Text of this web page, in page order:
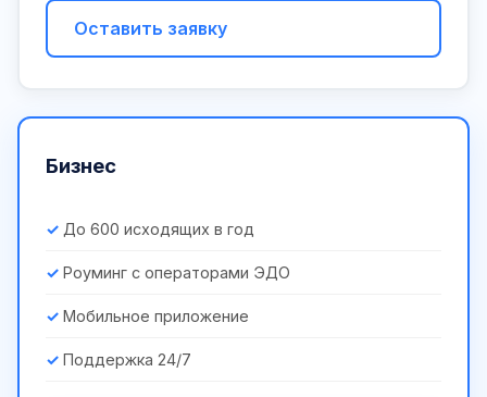
Оставить заявку
Бизнес
До 600 исходящих в год
Роуминг с операторами ЭДО
Мобильное приложение
Поддержка 24/7